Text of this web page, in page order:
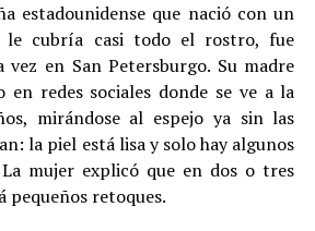
estadounidense que nació con un
le cubría casi todo el rostro, fue
en San Petersburgo. Su madre
en redes sociales donde se ve a la
mirándose al espejo ya sin las
la piel está lisa y solo hay algunos
La mujer explicó que en dos o tres
pequeños retoques.